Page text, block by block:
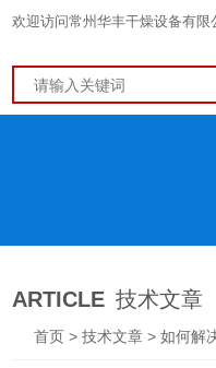
欢迎访问常州华丰干燥设备有限
ARTICLE 技术文章
首页 >技术文章 > 如何解决